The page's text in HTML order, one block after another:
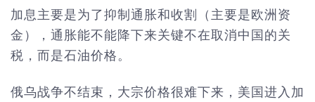
加息主要是为了抑制通胀和收割（主要是欧洲资
金），通胀能不能降下来关键不在取消中国的关
税，而是石油价格。
俄乌战争不结束，大宗价格很难下来，美国进入加